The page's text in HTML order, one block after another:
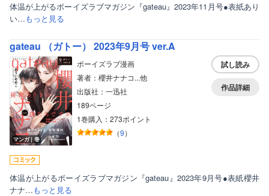
体温が上がるボーイズラブマガジン『gateau』2023年11月号●表紙あり
い…もっと見る
gateau （ガトー） 2023年9月号 ver.A
マンガ｜巻
ボーイズラブ漫画
著者：櫻井ナナコ...他
出版社：一迅社
189ページ
1巻購入：273ポイント
（9）
試し読み
作品詳細
体温が上がるボーイズラブマガジン『gateau』2023年9月号●表紙櫻井
ナナ…もっと見る